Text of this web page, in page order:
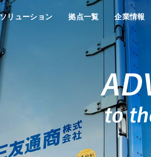
ソリューション 拠点一覧 企業情報